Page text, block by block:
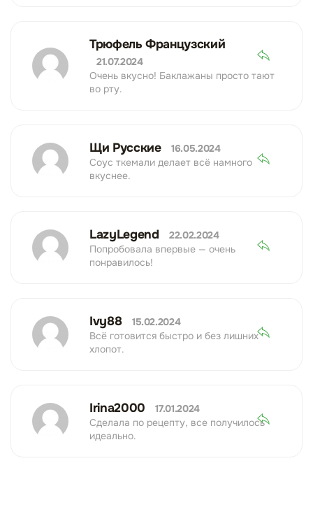
Трюфель Французский
21.07.2024
Очень вкусно! Баклажаны просто тают
во рту.
Щи Русские
16.05.2024
Соус ткемали делает всё намного
вкуснее.
LazyLegend
22.02.2024
Попробовала впервые — очень
понравилось!
Ivy88
15.02.2024
Всё готовится быстро и без лишних
хлопот.
Irina2000
17.01.2024
Сделала по рецепту, все получилось
идеально.